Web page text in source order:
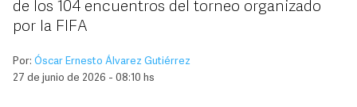
de los 104 encuentros del torneo organizado
por la FIFA
Por: Óscar Ernesto Álvarez Gutiérrez
27 de junio de 2026 - 08:10 hs